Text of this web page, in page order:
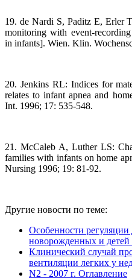
19. de Nardi S, Paditz E, Erler
monitoring with event-
in infants]. Wien. Klin.
20. Jenkins RL: Indices for
relates to infant apnea and
Int. 1996; 17: 535-548.
21. McCaleb A, Luther LS:
families with infants on home
Nursing 1996; 19: 81-92.
Другие новости по теме:
Особенности
новорожденных и детей
Клинический случай
вентиляции легких у
N2 - 2007 г. Оглавление